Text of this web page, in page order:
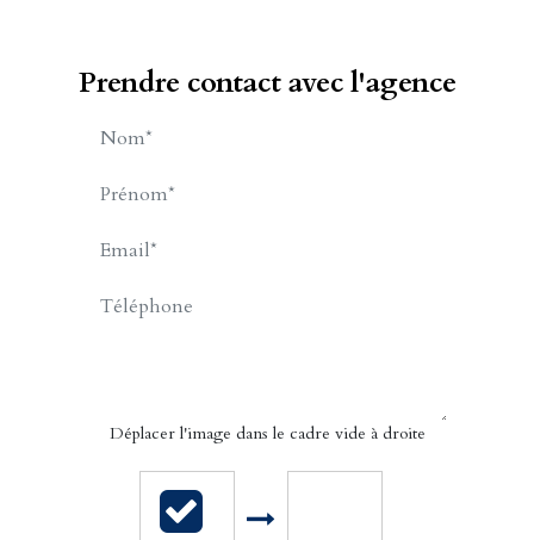
Prendre contact avec l'agence
Déplacer l'image dans le cadre vide à droite